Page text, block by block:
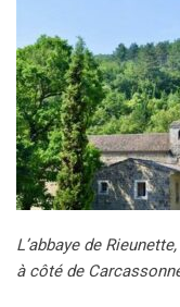
L’abbaye de
à côté de